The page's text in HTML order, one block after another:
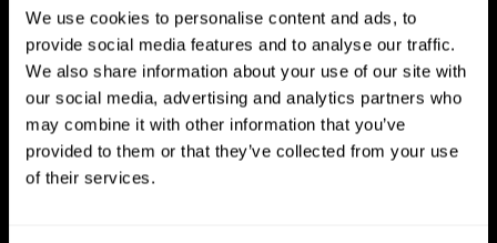
We use cookies to personalise content and ads, to
provide social media features and to analyse our traffic.
We also share information about your use of our site with
our social media, advertising and analytics partners who
may combine it with other information that you’ve
provided to them or that they’ve collected from your use
of their services.